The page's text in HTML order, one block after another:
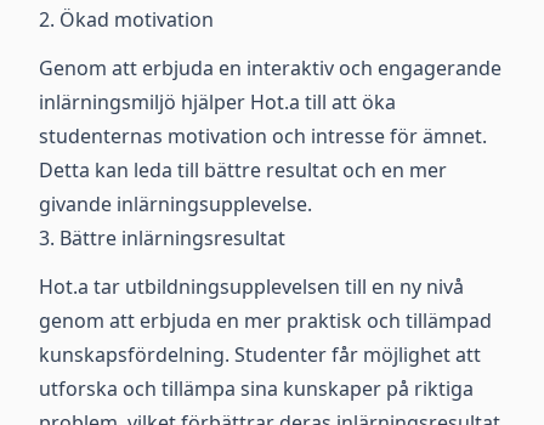
2. Ökad motivation
Genom att erbjuda en interaktiv och engagerande
inlärningsmiljö hjälper Hot.a till att öka
studenternas motivation och intresse för ämnet.
Detta kan leda till bättre resultat och en mer
givande inlärningsupplevelse.
3. Bättre inlärningsresultat
Hot.a tar utbildningsupplevelsen till en ny nivå
genom att erbjuda en mer praktisk och tillämpad
kunskapsfördelning. Studenter får möjlighet att
utforska och tillämpa sina kunskaper på riktiga